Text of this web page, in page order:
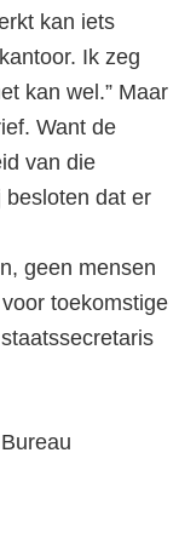
kan iets
Ik zeg
kan wel.” Maar
Want de
van die
besloten dat er
geen mensen
toekomstige